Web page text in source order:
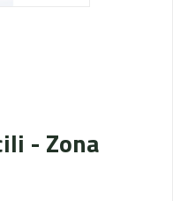
- Zona